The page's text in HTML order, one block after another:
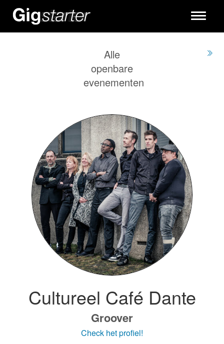
Toggle
Alle
openbare
evenementen
Cultureel Café Dante
Groover
Check het profiel!